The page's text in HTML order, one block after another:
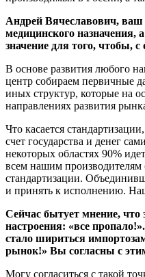
Андрей Вячеславович, ваш
медицинского назначения,
значение для того, чтобы,
В основе развития любого
центр собираем первичные
иных структур, которые на
направлениях развития
Что касается
счет государства и денег
некоторых областях 90%
всем нашим производителям
стандартизации.
и принять к исполнению.
Сейчас бытует мнение, что
настроения: «все
стало шириться
рынок!» Вы согласны с
Могу согласиться с такой